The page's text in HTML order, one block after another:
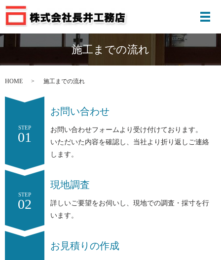
メ
施工までの流れ
HOME 施工までの流れ
STEP
01
お問い合わせ
お問い合わせフォームより受け付けております。
いただいた内容を確認し、当社より折り返しご連絡
します。
STEP
02
現地調査
詳しいご要望をお伺いし、現地での調査・採寸を行
います。
お見積りの作成